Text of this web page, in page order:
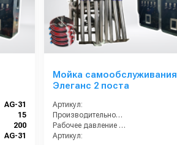
AG-31
15
200
AG-31
Мойка самообслуживания
Элеганс 2 поста
Артикул:
Производительность (л/мин):
Рабочее давление (бар):
Артикул: